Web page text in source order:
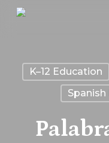
Skip
contentK–12 Education